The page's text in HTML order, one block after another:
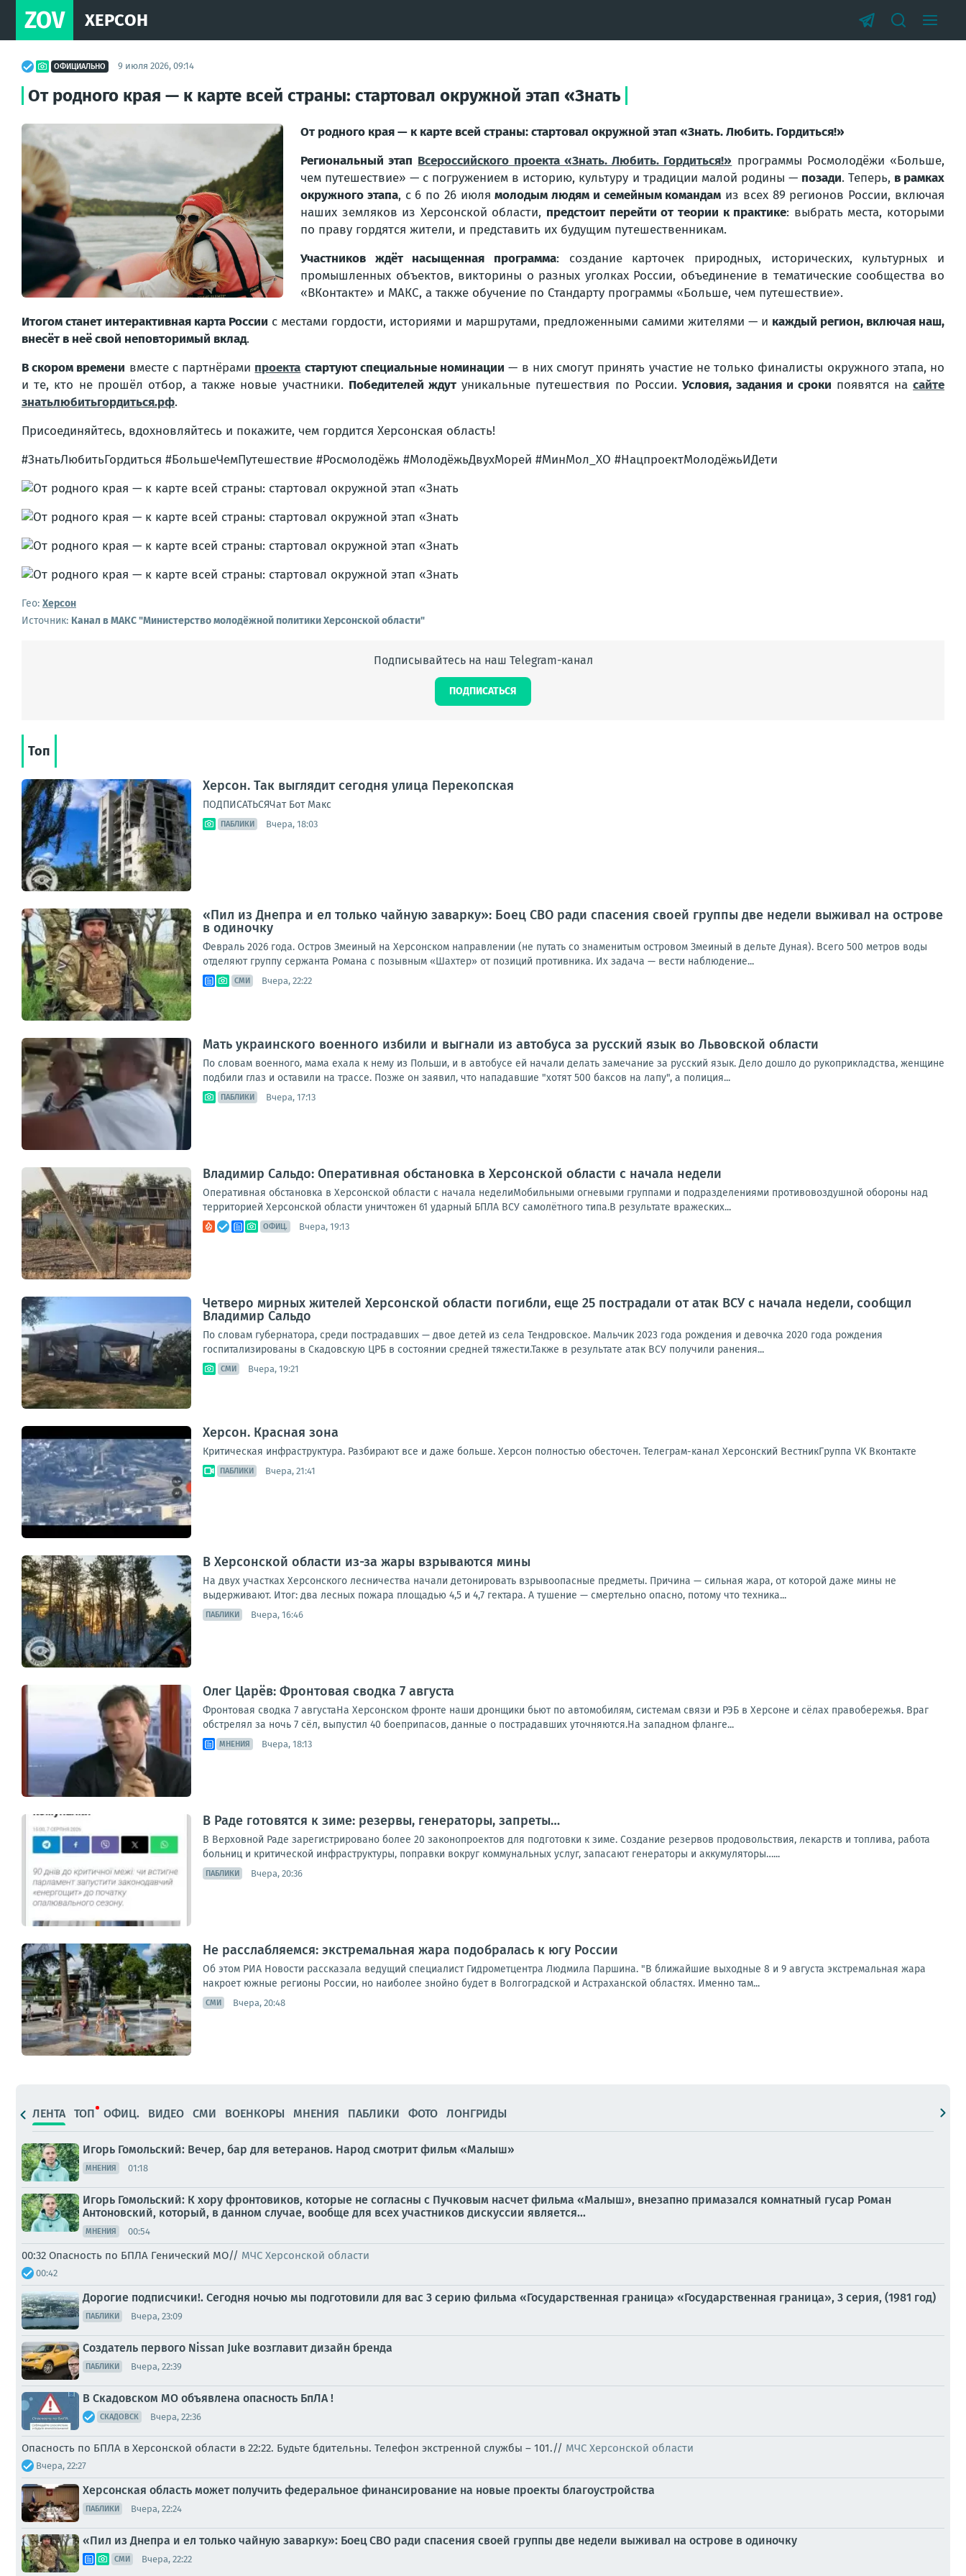
ZOV ХЕРСОН
ОФИЦИАЛЬНО 9 июля 2026, 09:14
От родного края — к карте всей страны: стартовал окружной этап «Знать
От родного края — к карте всей страны: стартовал окружной этап «Знать. Любить. Гордиться!»
Региональный этап Всероссийского проекта «Знать. Любить. Гордиться!» программы Росмолодёжи «Больше,
чем путешествие» — с погружением в историю, культуру и традиции малой родины — позади. Теперь, в рамках
окружного этапа, с 6 по 26 июлямолодым людям и семейным командам из всех 89 регионов России, включая
наших земляков из Херсонской области, предстоит перейти от теории к практике: выбрать места, которыми
по праву гордятся жители, и представить их будущим путешественникам.
Участников ждёт насыщенная программа: создание карточек природных, исторических, культурных и
промышленных объектов, викторины о разных уголках России, объединение в тематические сообщества во
«ВКонтакте» и MАКС, а также обучение по Стандарту программы «Больше, чем путешествие».
Итогом станет интерактивная карта России с местами гордости, историями и маршрутами, предложенными самими жителями — и каждый регион, включая наш,
внесёт в неё свой неповторимый вклад.
В скором времени вместе с партнёрами проекта стартуют специальные номинации — в них смогут принять участие не только финалисты окружного этапа, но
и те, кто не прошёл отбор, а также новые участники. Победителей ждут уникальные путешествия по России. Условия, задания и сроки появятся насайте
знатьлюбитьгордиться.рф.
Присоединяйтесь, вдохновляйтесь и покажите, чем гордится Херсонская область!
#ЗнатьЛюбитьГордиться #БольшеЧемПутешествие #Росмолодёжь #МолодёжьДвухМорей #МинМол_ХО #НацпроектМолодёжьИДети
Гео: Херсон
Источник: Канал в МАКС "Министерство молодёжной политики Херсонской области"
Подписывайтесь на наш Telegram-канал
ПОДПИСАТЬСЯ
Топ
Херсон. Так выглядит сегодня улица Перекопская
ПОДПИСАТЬСЯЧат Бот Макс
ПАБЛИКИ Вчера, 18:03
«Пил из Днепра и ел только чайную заварку»: Боец СВО ради спасения своей группы две недели выживал на острове
в одиночку
Февраль 2026 года. Остров Змеиный на Херсонском направлении (не путать со знаменитым островом Змеиный в дельте Дуная). Всего 500 метров воды
отделяют группу сержанта Романа с позывным «Шахтер» от позиций противника. Их задача — вести наблюдение...
СМИ Вчера, 22:22
Мать украинского военного избили и выгнали из автобуса за русский язык во Львовской области
По словам военного, мама ехала к нему из Польши, и в автобусе ей начали делать замечание за русский язык. Дело дошло до рукоприкладства, женщине
подбили глаз и оставили на трассе. Позже он заявил, что нападавшие "хотят 500 баксов на лапу", а полиция...
ПАБЛИКИ Вчера, 17:13
Владимир Сальдо: Оперативная обстановка в Херсонской области с начала недели
Оперативная обстановка в Херсонской области с начала неделиМобильными огневыми группами и подразделениями противовоздушной обороны над
территорией Херсонской области уничтожен 61 ударный БПЛА ВСУ самолётного типа.В результате вражеских...
ОФИЦ. Вчера, 19:13
Четверо мирных жителей Херсонской области погибли, еще 25 пострадали от атак ВСУ с начала недели, сообщил
Владимир Сальдо
По словам губернатора, среди пострадавших — двое детей из села Тендровское. Мальчик 2023 года рождения и девочка 2020 года рождения
госпитализированы в Скадовскую ЦРБ в состоянии средней тяжести.Также в результате атак ВСУ получили ранения...
СМИ Вчера, 19:21
Херсон. Красная зона
Критическая инфраструктура. Разбирают все и даже больше. Херсон полностью обесточен. Телеграм-канал Херсонский ВестникГруппа VK Вконтакте
ПАБЛИКИ Вчера, 21:41
В Херсонской области из-за жары взрываются мины
На двух участках Херсонского лесничества начали детонировать взрывоопасные предметы. Причина — сильная жара, от которой даже мины не
выдерживают. Итог: два лесных пожара площадью 4,5 и 4,7 гектара. А тушение — смертельно опасно, потому что техника...
ПАБЛИКИ Вчера, 16:46
Олег Царёв: Фронтовая сводка 7 августа
Фронтовая сводка 7 августаНа Херсонском фронте наши дронщики бьют по автомобилям, системам связи и РЭБ в Херсоне и сёлах правобережья. Враг
обстрелял за ночь 7 сёл, выпустил 40 боеприпасов, данные о пострадавших уточняются.На западном фланге...
МНЕНИЯ Вчера, 18:13
В Раде готовятся к зиме: резервы, генераторы, запреты…
В Верховной Раде зарегистрировано более 20 законопроектов для подготовки к зиме. Создание резервов продовольствия, лекарств и топлива, работа
больниц и критической инфраструктуры, поправки вокруг коммунальных услуг, запасают генераторы и аккумуляторы…...
ПАБЛИКИ Вчера, 20:36
Не расслабляемся: экстремальная жара подобралась к югу России
Об этом РИА Новости рассказала ведущий специалист Гидрометцентра Людмила Паршина. "В ближайшие выходные 8 и 9 августа экстремальная жара
накроет южные регионы России, но наиболее знойно будет в Волгоградской и Астраханской областях. Именно там...
СМИ Вчера, 20:48
ЛЕНТА ТОП ОФИЦ. ВИДЕО СМИ ВОЕНКОРЫ МНЕНИЯ ПАБЛИКИ ФОТО ЛОНГРИДЫ
Игорь Гомольский: Вечер, бар для ветеранов. Народ смотрит фильм «Малыш»
МНЕНИЯ 01:18
Игорь Гомольский: К хору фронтовиков, которые не согласны с Пучковым насчет фильма «Малыш», внезапно примазался комнатный гусар Роман
Антоновский, который, в данном случае, вообще для всех участников дискуссии является...
МНЕНИЯ 00:54
00:32 Опасность по БПЛА Генический МО// МЧС Херсонской области
00:42
Дорогие подписчики!. Сегодня ночью мы подготовили для вас 3 серию фильма «Государственная граница» «Государственная граница», 3 серия, (1981 год)
ПАБЛИКИ Вчера, 23:09
Создатель первого Nissan Juke возглавит дизайн бренда
ПАБЛИКИ Вчера, 22:39
В Скадовском МО объявлена опасность БпЛА !
СКАДОВСК Вчера, 22:36
Опасность по БПЛА в Херсонской области в 22:22. Будьте бдительны. Телефон экстренной службы – 101.// МЧС Херсонской области
Вчера, 22:27
Херсонская область может получить федеральное финансирование на новые проекты благоустройства
ПАБЛИКИ Вчера, 22:24
«Пил из Днепра и ел только чайную заварку»: Боец СВО ради спасения своей группы две недели выживал на острове в одиночку
СМИ Вчера, 22:22